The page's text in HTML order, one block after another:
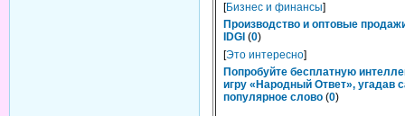
[Бизнес и финансы]
Производство и оптовые
IDGI (0)
[Это интересно]
Попробуйте бесплатную
игру «Народный Ответ», угадав
популярное слово (0)